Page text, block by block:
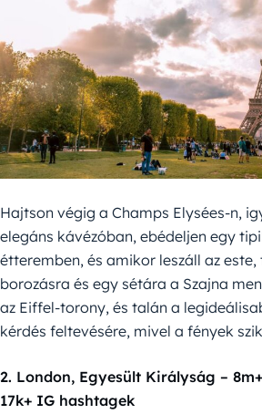
Hajtson végig a Champs Elysées-n,
elegáns kávézóban, ebédeljen egy
étteremben, és amikor leszáll az
borozásra és egy sétára a Szajna
az Eiffel-torony, és talán a
kérdés feltevésére, mivel a fények
2. London, Egyesült Királyság –
17k+ IG hashtagek